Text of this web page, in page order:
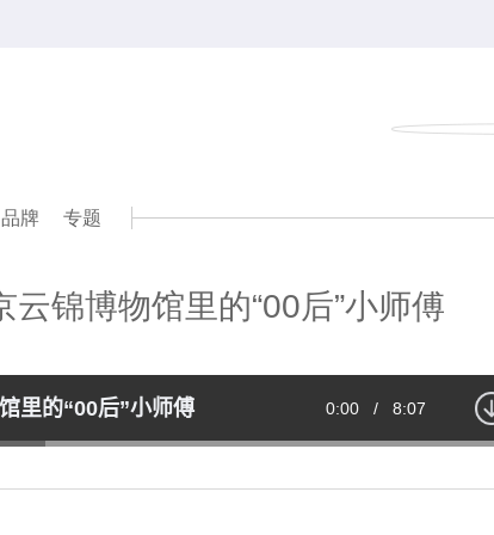
品牌 专题
云锦博物馆里的“00后”小师傅
里的“00后”小师傅 Current
0:00 / Duration
8:07